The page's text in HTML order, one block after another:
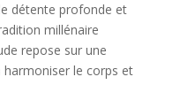
détente profonde et
millénaire
repose sur une
harmoniser le corps et